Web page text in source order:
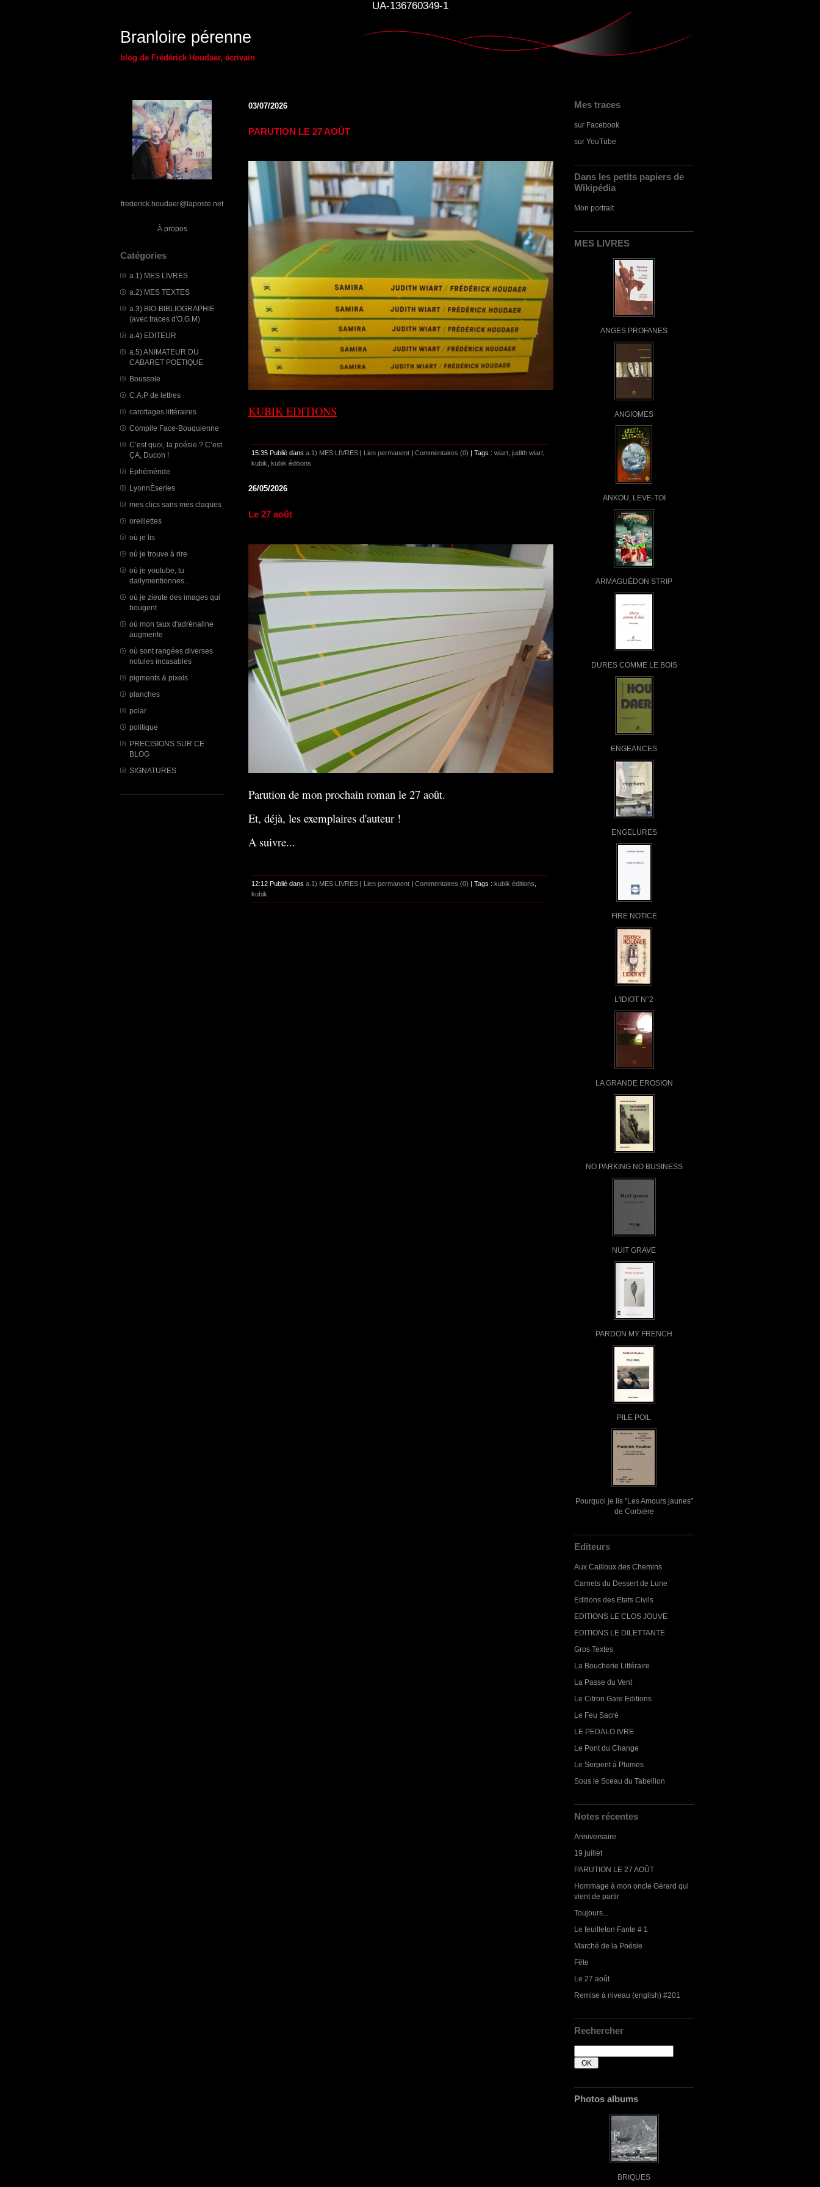
UA-136760349-1
Branloire pérenne
blog de Frédérick Houdaer, écrivain
frederick.houdaer@laposte.net
À propos
Catégories
a.1) MES LIVRES
a.2) MES TEXTES
a.3) BIO-BIBLIOGRAPHIE
(avec traces d'O.G.M)
a.4) EDITEUR
a.5) ANIMATEUR DU
CABARET POETIQUE
Boussole
C.A.P de lettres
carottages littéraires
Compile Face-Bouquienne
C’est quoi, la poésie ? C’est
ÇA, Ducon !
Ephéméride
LyonnÈseries
mes clics sans mes claques
oreillettes
où je lis
où je trouve à rire
où je youtube, tu
dailymentionnes...
où je zieute des images qui
bougent
où mon taux d'adrénaline
augmente
où sont rangées diverses
notules incasables
pigments & pixels
planches
polar
politique
PRECISIONS SUR CE
BLOG
SIGNATURES
Mes traces
sur Facebook
sur YouTube
Dans les petits papiers de
Wikipédia
Mon portrait
MES LIVRES
ANGES PROFANES
ANGIOMES
ANKOU, LEVE-TOI
ARMAGUÉDON STRIP
DURES COMME LE BOIS
ENGEANCES
ENGELURES
FIRE NOTICE
L'IDIOT N°2
LA GRANDE EROSION
NO PARKING NO BUSINESS
NUIT GRAVE
PARDON MY FRENCH
PILE POIL
Pourquoi je lis "Les Amours jaunes"
de Corbière
Editeurs
Aux Cailloux des Chemins
Carnets du Dessert de Lune
Editions des Etats Civils
EDITIONS LE CLOS JOUVE
EDITIONS LE DILETTANTE
Gros Textes
La Boucherie Littéraire
La Passe du Vent
Le Citron Gare Editions
Le Feu Sacré
LE PEDALO IVRE
Le Pont du Change
Le Serpent à Plumes
Sous le Sceau du Tabellion
Notes récentes
Anniversaire
19 juillet
PARUTION LE 27 AOÛT
Hommage à mon oncle Gérard qui
vient de partir
Toujours...
Le feuilleton Fante # 1
Marché de la Poésie
Fête
Le 27 août
Remise à niveau (english) #201
Rechercher
Photos albums
BRIQUES
03/07/2026
PARUTION LE 27 AOÛT
KUBIK EDITIONS
15:35 Publié dans a.1) MES LIVRES Lien permanent Commentaires (0) | Tags : wiart, judith wiart,
kubik, kubik éditions
26/05/2026
Le 27 août
Parution de mon prochain roman le 27 août.
Et, déjà, les exemplaires d'auteur !
A suivre...
12:12 Publié dans a.1) MES LIVRES | Lien permanent | Commentaires (0) | Tags : kubik éditions
kubik